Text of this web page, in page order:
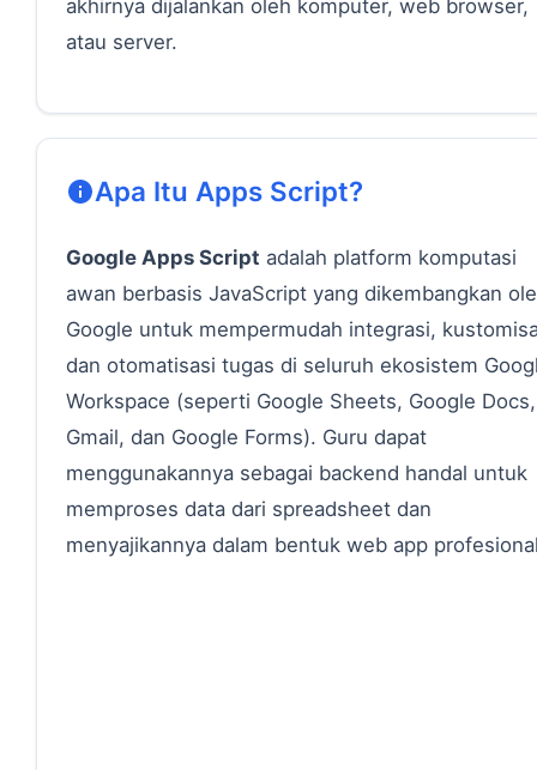
akhirnya dijalankan oleh komputer, web browser,
atau server.
Apa Itu Apps Script?
Google Apps Script adalah platform komputasi
awan berbasis JavaScript yang dikembangkan
Google untuk mempermudah integrasi,
dan otomatisasi tugas di seluruh ekosistem
Workspace (seperti Google Sheets, Google Docs,
Gmail, dan Google Forms). Guru dapat
menggunakannya sebagai backend handal untuk
memproses data dari spreadsheet dan
menyajikannya dalam bentuk web app